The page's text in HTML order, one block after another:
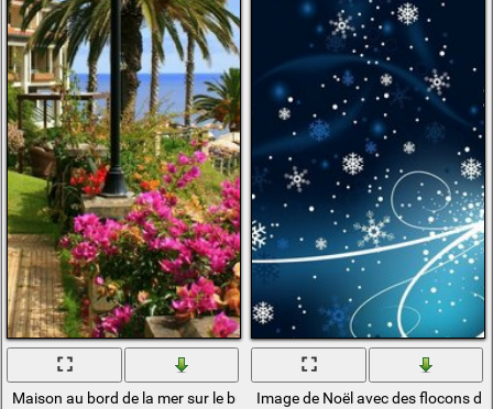
Maison au bord de la mer sur le bureauImage de Noël avec des flocons